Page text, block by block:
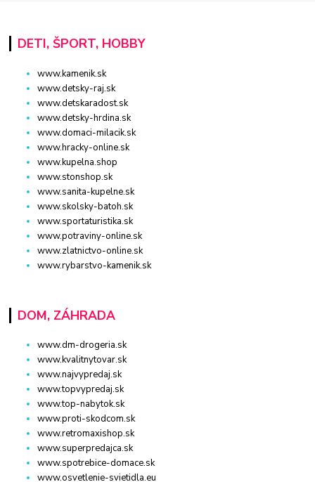
DETI, ŠPORT, HOBBY
www.kamenik.sk
www.detsky-raj.sk
www.detskaradost.sk
www.detsky-hrdina.sk
www.domaci-milacik.sk
www.hracky-online.sk
www.kupelna.shop
www.stonshop.sk
www.sanita-kupelne.sk
www.skolsky-batoh.sk
www.sportaturistika.sk
www.potraviny-online.sk
www.zlatnictvo-online.sk
www.rybarstvo-kamenik.sk
DOM, ZÁHRADA
www.dm-drogeria.sk
www.kvalitnytovar.sk
www.najvypredaj.sk
www.topvypredaj.sk
www.top-nabytok.sk
www.proti-skodcom.sk
www.retromaxishop.sk
www.superpredajca.sk
www.spotrebice-domace.sk
www.osvetlenie-svietidla.eu